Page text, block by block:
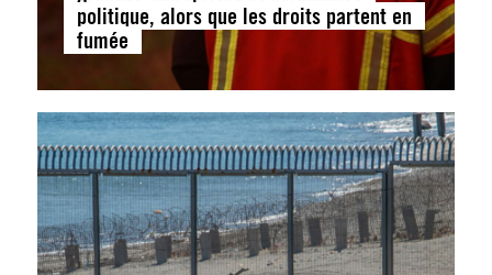
politique, alors que les droits partent en
fumée